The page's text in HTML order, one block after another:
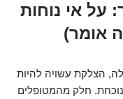
על אי נוחות
אומר)
הצלקת עשויה להיות
חלק מהמטופלים